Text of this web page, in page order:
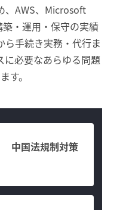
、AWS、Microsoft
・運用・保守の実績
ら手続き実務・代行ま
に必要なあらゆる問題
す。
中国法規制対策